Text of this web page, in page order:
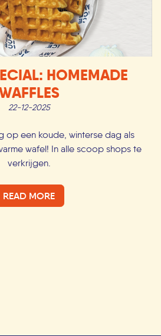
HOMEMADE
22-12-2025
op een koude, winterse dag als
wafel! In alle scoop shops te
verkrijgen.
READ MORE